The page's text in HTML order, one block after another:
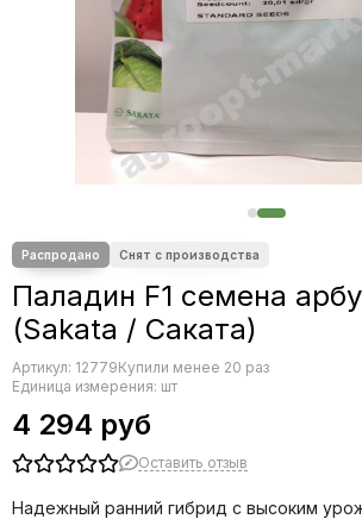
Сельдерей
Земляника
Микрозелень - семена для
Фасоль
Фенхель
Паладин F1 семена
(Sakata / Саката)
Артикул: 12779Купили менее 20 раз
Единица измерения: шт
4 294 руб
Оставить отзыв
Надежный ранний гибрид с высоким